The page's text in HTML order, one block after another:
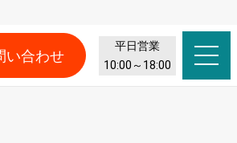
い合わせ
平日営業
10:00～18:00